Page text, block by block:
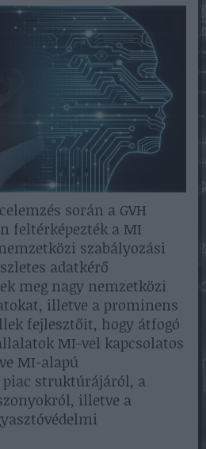
során a GVH
feltérképezték a MI
szabályozási
adatkérő
meg nagy nemzetközi
illetve a prominens
fejlesztőit, hogy átfogó
MI-vel kapcsolatos
MI-alapú
struktúrájáról, a
illetve a